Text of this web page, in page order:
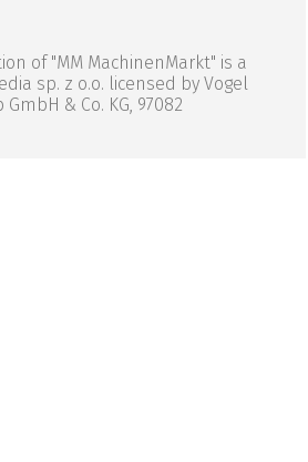
of "MM MachinenMarkt" is a
sp. z o.o. licensed by Vogel
& Co. KG, 97082